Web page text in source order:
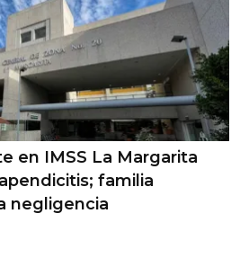
en IMSS La Margarita
familia
negligencia